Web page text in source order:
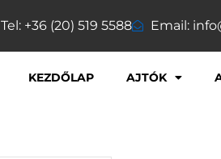
Tel: +36 (20) 519 5588 Email:
KEZDŐLAP AJTÓK